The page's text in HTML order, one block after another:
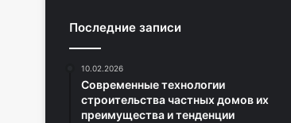
Последние записи
10.02.2026
Современные технологии
строительства частных домов их
преимущества и тенденции